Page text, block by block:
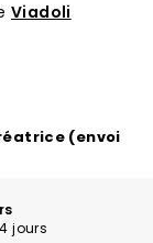
Viadoli
(envoi
jours